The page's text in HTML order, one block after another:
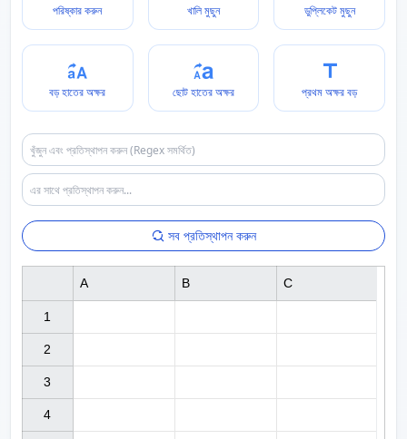
পরিষ্কার করুন খালি মুছুন ডুপ্লিকেট মুছুন
বড় হাতের অক্ষর ছোট হাতের অক্ষর প্রথম অক্ষর বড়
সব প্রতিস্থাপন করুন
1
2
3
4
A B C